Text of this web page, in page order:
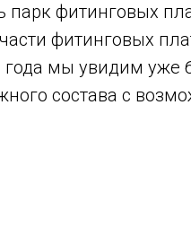
парк фитинговых
фитинговых
года мы увидим уже
состава с